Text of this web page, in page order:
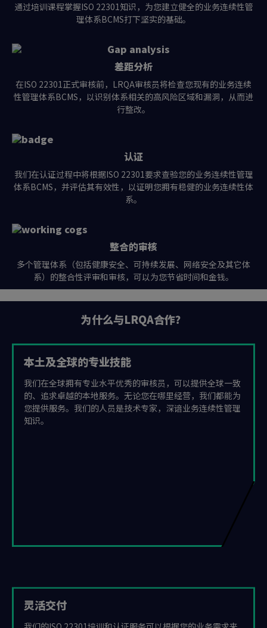
通过培训课程掌握ISO 22301知识，为您建立健全的业务连续性管
理体系BCMS打下坚实的基础。
差距分析
在ISO 22301正式审核前，LRQA审核员将检查您现有的业务连续
性管理体系BCMS，以识别体系相关的高风险区域和漏洞，从而进
行整改。
认证
我们在认证过程中将根据ISO 22301要求查验您的业务连续性管理
体系BCMS，并评估其有效性，以证明您拥有稳健的业务连续性体
系。
整合的审核
多个管理体系（包括健康安全、可持续发展、网络安全及其它体
系）的整合性评审和审核，可以为您节省时间和金钱。
为什么与LRQA合作？
本土及全球的专业技能
我们在全球拥有专业水平优秀的审核员，可以提供全球一致
的、追求卓越的本地服务。无论您在哪里经营，我们都能为
您提供服务。我们的人员是技术专家，深谙业务连续性管理
知识。
灵活交付